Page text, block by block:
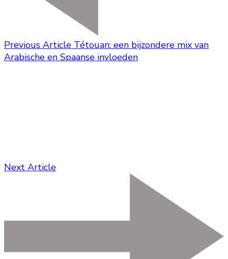
Previous Article Tétouan: een bijzondere mix van
Arabische en Spaanse invloeden
Next Article